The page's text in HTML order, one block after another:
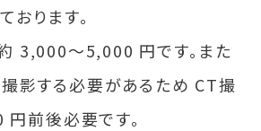
おります。
3,000〜5,000 円です。また
影する必要があるため CT撮
前後必要です。